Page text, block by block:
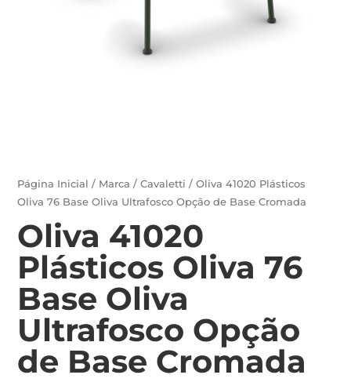
Página Inicial / Marca /Cavaletti / Oliva 41020 Plásticos
Oliva 76 Base Oliva Ultrafosco Opção de Base Cromada
Oliva 41020
Plásticos Oliva 76
Base Oliva
Ultrafosco Opção
de Base Cromada